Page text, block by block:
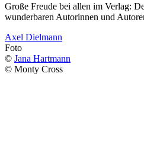
Große Freude bei allen im Verlag:
wunderbaren Autorinnen und
Axel Dielmann
Foto
© Jana Hartmann
© Monty Cross